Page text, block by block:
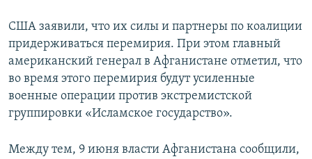
США заявили, что их силы и партнеры по коалиции
придерживаться перемирия. При этом главный
американский генерал в Афганистане отметил, что
во время этого перемирия будут усиленные
военные операции против экстремистской
группировки «Исламское государство».
Между тем, 9 июня власти Афганистана сообщили,